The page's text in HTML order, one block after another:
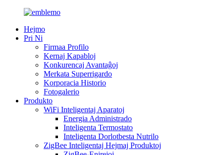
Hejmo
Pri Ni
Firmaa Profilo
Kernaj Kapabloj
Konkurencaj Avantaĝoj
Merkata Superrigardo
Korporacia Historio
Fotogalerio
Produkto
WiFi Inteligentaj Aparatoj
Energia Administrado
Inteligenta Termostato
Inteligenta Dorlotbesta Nutrilo
ZigBee Inteligentaj Hejmaj Produktoj